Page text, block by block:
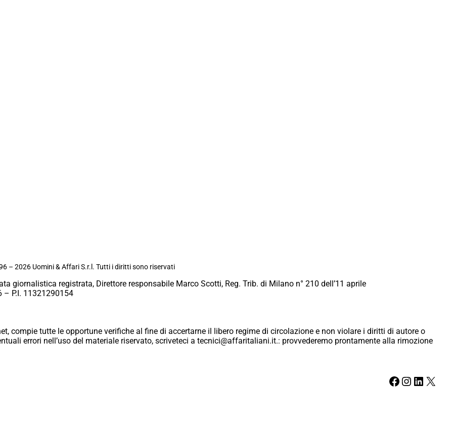
– 2026 Uomini & Affari S.r.l. Tutti i diritti sono riservati
giornalistica registrata, Direttore responsabile Marco Scotti, Reg. Trib. di Milano n° 210 dell’11 aprile
– P.I. 11321290154
compie tutte le opportune verifiche al fine di accertarne il libero regime di circolazione e non violare i diritti di autore o
errori nell’uso del materiale riservato, scriveteci a tecnici@affaritaliani.it.: provvederemo prontamente alla rimozione
Facebook Instagram LinkedIn X